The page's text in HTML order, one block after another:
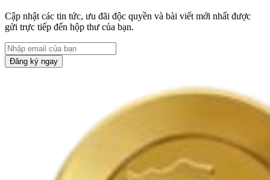
Cập nhật các tin tức, ưu đãi độc quyền và bài viết mới nhất được
gửi trực tiếp đến hộp thư của bạn.
Đăng ký ngay